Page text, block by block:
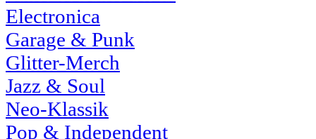
Electronica
Garage & Punk
Glitter-Merch
Jazz & Soul
Neo-Klassik
Pop & Independent